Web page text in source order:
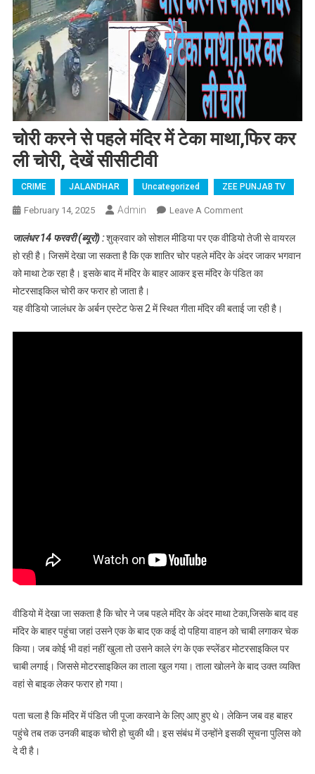
चोरी करने से पहले मंदिर में टेका माथा,फिर कर
ली चोरी, देखें सीसीटीवी
CRIME JALANDHAR Uncategorized ZEE PUNJAB TV
February 14, 2025 Admin Leave A CommentOn चोरी करने से
माथा,फिर कर ली
चोरी, देखें
सीसीटीवी
जालंधर 14 फरवरी (ब्यूरो) :शुक्रवार को सोशल मीडिया पर एक वीडियो तेजी से वायरल
हो रही है। जिसमें देखा जा सकता है कि एक शातिर चोर पहले मंदिर के अंदर जाकर भगवान
को माथा टेक रहा है। इसके बाद में मंदिर के बाहर आकर इस मंदिर के पंडित का
मोटरसाइकिल चोरी कर फरार हो जाता है।
यह वीडियो जालंधर के अर्बन एस्टेट फेस 2 में स्थित गीता मंदिर की बताई जा रही है।
वीडियो में देखा जा सकता है कि चोर ने जब पहले मंदिर के अंदर माथा टेका,जिसके बाद वह
मंदिर के बाहर पहुंचा जहां उसने एक के बाद एक कई दो पहिया वाहन को चाबी लगाकर चेक
किया। जब कोई भी वहां नहीं खुला तो उसने काले रंग के एक स्प्लेंडर मोटरसाइकिल पर
चाबी लगाई। जिससे मोटरसाइकिल का ताला खुल गया। ताला खोलने के बाद उक्त व्यक्ति
वहां से बाइक लेकर फरार हो गया।
पता चला है कि मंदिर में पंडित जी पूजा करवाने के लिए आए हुए थे। लेकिन जब वह बाहर
पहुंचे तब तक उनकी बाइक चोरी हो चुकी थी। इस संबंध में उन्होंने इसकी सूचना पुलिस को
दे दी है।